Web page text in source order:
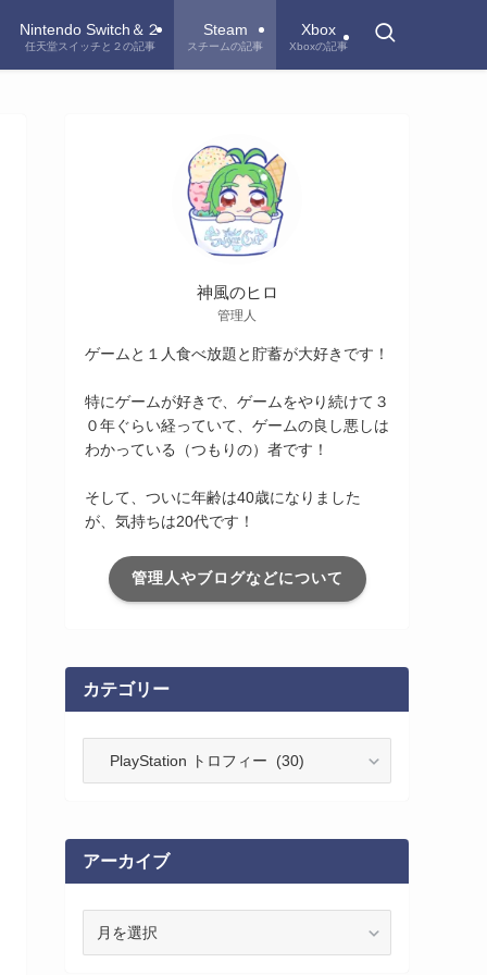
Nintendo Switch＆２
任天堂スイッチと２の記事
Steam
スチームの記事
Xbox
Xboxの記事
神風のヒロ
管理人
ゲームと１人食べ放題と貯蓄が大好きです！
特にゲームが好きで、ゲームをやり続けて３
０年ぐらい経っていて、ゲームの良し悪しは
わかっている（つもりの）者です！
そして、ついに年齢は40歳になりました
が、気持ちは20代です！
管理人やブログなどについて
カテゴリー
ー
アーカイブ